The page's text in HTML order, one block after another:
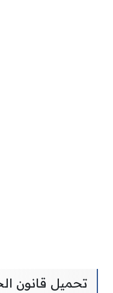
تحميل قانون